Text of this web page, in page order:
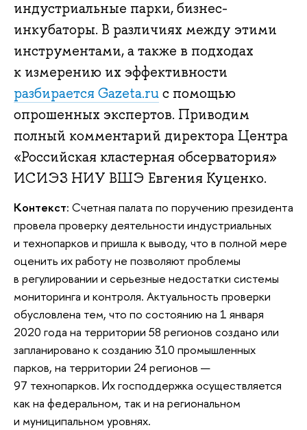
индустриальные парки, бизнес-
инкубаторы. В различиях между этими
инструментами, а также в подходах
к измерению их эффективности
разбирается Gazeta.ruс помощью
опрошенных экспертов. Приводим
полный комментарий директора Центра
«Российская кластерная обсерватория»
ИСИЭЗ НИУ ВШЭ Евгения Куценко.
Контекст: Счетная палата по поручению президента
провела проверку деятельности индустриальных
и технопарков и пришла к выводу, что в полной мере
оценить их работу не позволяют проблемы
в регулировании и серьезные недостатки системы
мониторинга и контроля. Актуальность проверки
обусловлена тем, что по состоянию на 1 января
2020 года на территории 58 регионов создано или
запланировано к созданию 310 промышленных
парков, на территории 24 регионов —
97 технопарков. Их господдержка осуществляется
как на федеральном, так и на региональном
и муниципальном уровнях.